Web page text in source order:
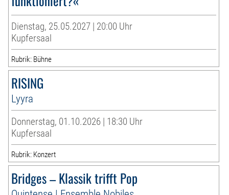
Dienstag, 25.05.2027 | 20:00 Uhr
Kupfersaal
Rubrik: Bühne
RISING
Lyyra
Donnerstag, 01.10.2026 | 18:30 Uhr
Kupfersaal
Rubrik: Konzert
Bridges – Klassik trifft Pop